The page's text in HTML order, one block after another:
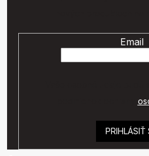
Email
PRIHLÁSIŤ